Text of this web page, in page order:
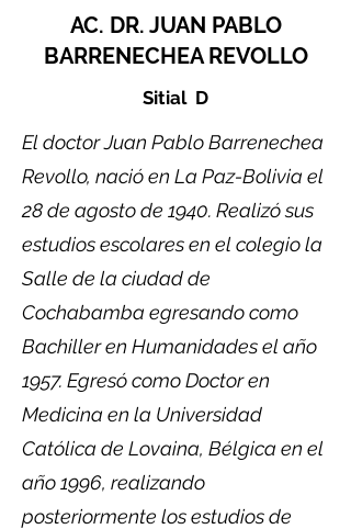
AC. DR. JUAN PABLO
BARRENECHEA REVOLLO
Sitial D
El doctor Juan Pablo Barrenechea
Revollo, nació en La Paz-Bolivia el
28 de agosto de 1940. Realizó sus
estudios escolares en el colegio la
Salle de la ciudad de
Cochabamba egresando como
Bachiller en Humanidades el año
1957. Egresó como Doctor en
Medicina en la Universidad
Católica de Lovaina, Bélgica en el
año 1996, realizando
posteriormente los estudios de